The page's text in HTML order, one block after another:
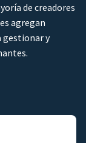
de creadores
agregan
gestionar y